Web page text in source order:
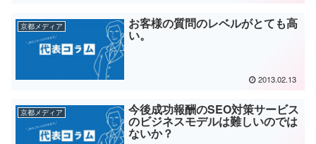
京都メディア お客様の質問のレベルがとても高
い。
2013.02.13
京都メディア 今後成功報酬のSEO対策サービス
のビジネスモデルは難しいのでは
ないか？